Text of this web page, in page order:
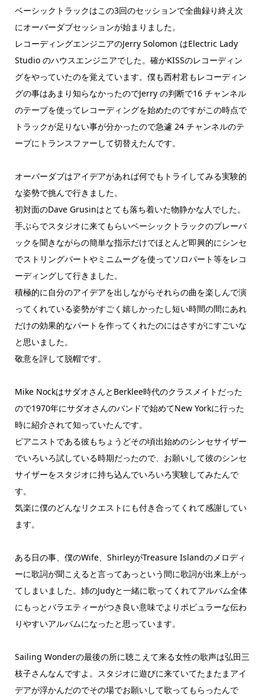
ベーシックトラックはこの3回のセッションで全曲録り終え次
にオーバーダブセッションが始まりました。
レコーディングエンジニアのJerry Solomon はElectric Lady
Studio のハウスエンジニアでした。確かKISSのレコーディン
グをやっていたのを覚えています。僕も西村君もレコーディン
グの事はあまり知らなかったのでJerry の判断で16 チャンネル
のテープを使ってレコーディングを始めたのですがこの時点で
トラックが足りない事が分かったので急遽 24 チャンネルのテ
ープにトランスファーして切替えたんです。
オーバーダブはアイデアがあれば何でもトライしてみる実験的
な姿勢で挑んで行きました。
初対面のDave Grusinはとても落ち着いた物静かな人でした。
手ぶらでスタジオに来てもらいベーシックトラックのプレーバ
ックを聞きながらの簡単な指示だけでほとんど即興的にシンセ
でストリングパートやミニムーグを使ってソロパート等をレコ
ーディングして行きました。
積極的に自分のアイデアを出しながらそれらの曲を楽しんで演
ってくれている姿勢がすごく嬉しかったし短い時間の間にあれ
だけの効果的なパートを作ってくれたのにはさすがにすごいな
と思いました。
敬意を評して脱帽です。
Mike NockはサダオさんとBerklee時代のクラスメイトだった
ので1970年にサダオさんのバンドで始めてNew Yorkに行った
時に紹介されて知っていたんです。
ピアニストである彼もちょうどその頃出始めのシンセサイザー
でいろいろ試している時期だったので、お願いして彼のシンセ
サイザーをスタジオに持ち込んでいろいろ実験してみたんで
す。
気楽に僕のどんなリクエストにも付き合ってくれて感謝してい
ます。
ある日の事、僕のWife、ShirleyがTreasure Islandのメロディ
ーに歌詞が聞こえると言ってあっという間に歌詞が出来上がっ
てしまいました。姉のJudyと一緒に歌ってくれてアルバム全体
にもっとバラエティーがつき良い意味でよりポピュラーな伝わ
りやすいアルバムになったと思っています。
Sailing Wonderの最後の所に聴こえて来る女性の歌声は弘田三
枝子さんなんですよ。スタジオに遊びに来ていてたまたまアイ
デアが浮かんだのでその場でお願いして歌ってもらったんで